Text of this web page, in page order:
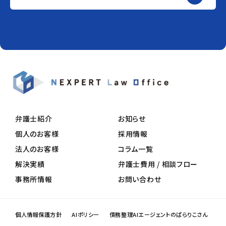
弁護士紹介
個人のお客様
法人のお客様
解決実績
事務所情報
お知らせ
採用情報
コラム一覧
弁護士費用 / 相談フロー
お問い合わせ
個人情報保護方針 AIポリシー 債務整理AIエージェントのぱらりこさん